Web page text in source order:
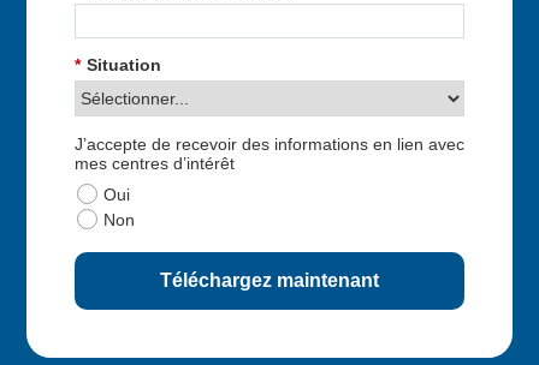
* Situation
J’accepte de recevoir des informations en lien avec
mes centres d’intérêt
Oui
Non
Téléchargez maintenant